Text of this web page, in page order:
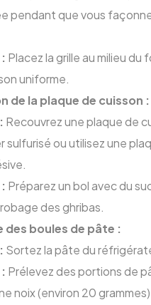
pendant que vous
Placez la grille au milieu du
uniforme.
de la plaque de cuisson :
Recouvrez une plaque de
sulfurisé ou utilisez une
Préparez un bol avec du
des ghribas.
des boules de pâte :
Sortez la pâte du
Prélevez des portions de
noix (environ 20